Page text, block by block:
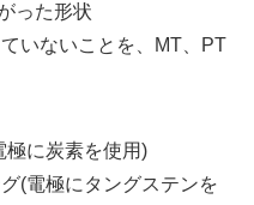
った形状
いないことを、MT、PT
に炭素を使用)
(電極にタングステンを